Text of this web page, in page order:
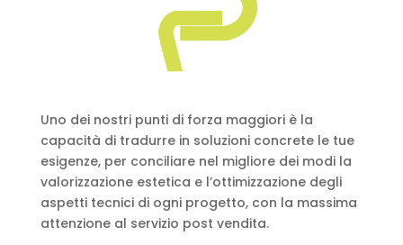
Uno dei nostri punti di forza maggiori è la
capacità di tradurre in soluzioni concrete le tue
esigenze, per conciliare nel migliore dei modi la
valorizzazione estetica e l’ottimizzazione degli
aspetti tecnici di ogni progetto, con la massima
attenzione al servizio post vendita.